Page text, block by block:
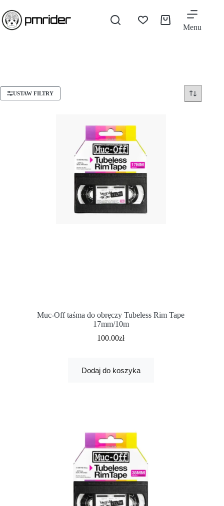
Menu
USTAW FILTRY
Muc-Off taśma do obręczy Tubeless Rim Tape
17mm/10m
100.00zł
Dodaj do koszyka